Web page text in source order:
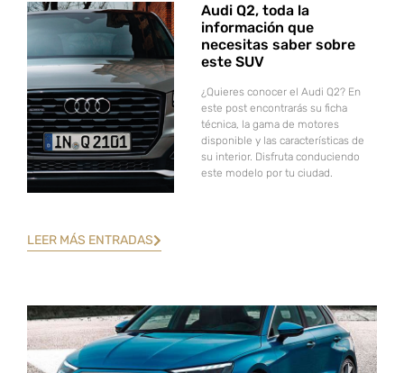
Audi Q2, toda la
información que
necesitas saber sobre
este SUV
¿Quieres conocer el Audi Q2? En
este post encontrarás su ficha
técnica, la gama de motores
disponible y las características de
su interior. Disfruta conduciendo
este modelo por tu ciudad.
LEER MÁS ENTRADAS